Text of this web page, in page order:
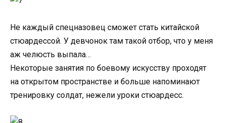
Не каждый спецназовец сможет стать китайской
стюардессой. У девчонок там такой отбор, что у меня
аж челюсть выпала…
Некоторые занятия по боевому искусству проходят
на открытом пространстве и больше напоминают
тренировку солдат, нежели уроки стюардесс.